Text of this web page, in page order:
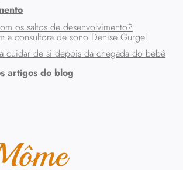
os saltos de desenvolvimento?
a consultora de sono Denise Gurgel
cuidar de si depois da chegada do bebê
artigos do blog